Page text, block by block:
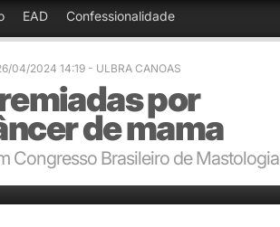
EAD Confessionalidade
04/2024 14:19 - ULBRA CANOAS
por
de mama
Congresso Brasileiro de Mastologia